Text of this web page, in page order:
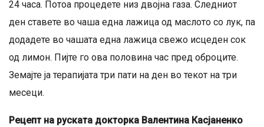
24 часа. Потоа процедете низ двојна газа. Следниот
ден ставете во чаша една лажица од маслото со лук, па
додадете во чашата една лажица свежо исцеден сок
од лимон. Пијте го ова половина час пред оброците.
Земајте ја терапијата три пати на ден во текот на три
месеци.
Рецепт на руската докторка Валентина Касјаненко